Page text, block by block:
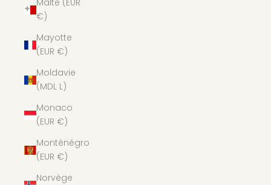
Malte (EUR
€)
Mayotte
(EUR €)
Moldavie
(MDL L)
Monaco
(EUR €)
Monténégro
(EUR €)
Norvège